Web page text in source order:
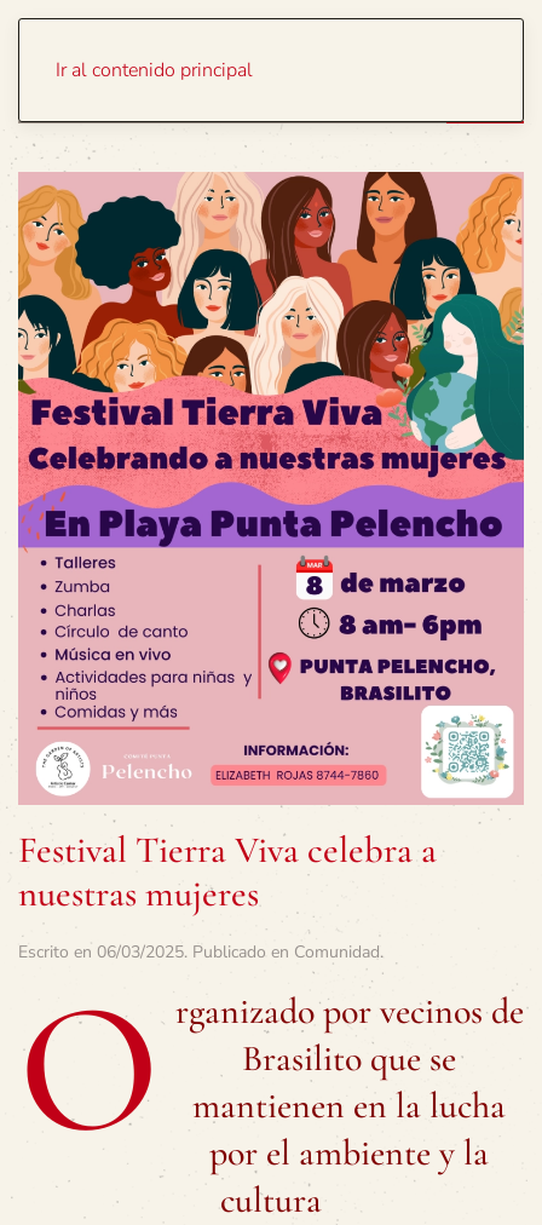
Ir al contenido principal
Festival Tierra Viva celebra a
nuestras mujeres
Escrito en 06/03/2025. Publicado en Comunidad.
O rganizado por vecinos de
Brasilito que se
mantienen en la lucha
por el ambiente y la
cultura